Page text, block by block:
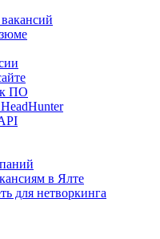
к ПО
в Ялте
для нетворкинга